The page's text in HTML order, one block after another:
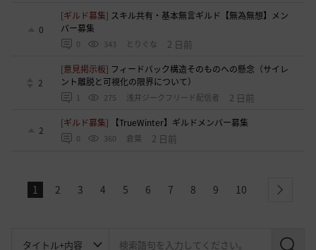
0
[ギルド募集] スキル共有・基本無言ギルド【無為無想】メン
バー募集
0 343 とりぐな 2 日前
2
[意見掲示板] フィードバック構造そのものへの懸念（サイレ
ント離脱と可視化の限界について）
1 275 浅井ジークフリード配信者 2 日前
2
[ギルド募集] 【TrueWinter】ギルドメンバー募集
0 360 倉葉 2 日前
1 2 3 4 5 6 7 8 9 10 next